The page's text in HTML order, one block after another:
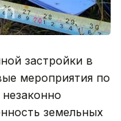
застройки в
мероприятия по
земельных